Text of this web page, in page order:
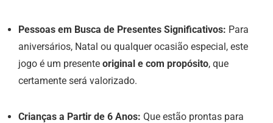
Pessoas em Busca de Presentes Significativos: Para
aniversários, Natal ou qualquer ocasião especial, este
jogo é um presente original e com propósito, que
certamente será valorizado.
Crianças a Partir de 6 Anos: Que estão prontas para